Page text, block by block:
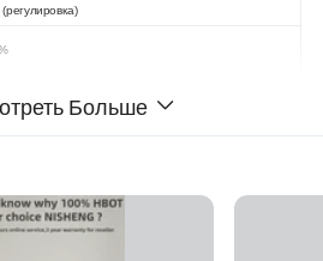
;раневыздоровление быстро
и мягкая усталость,
Больше